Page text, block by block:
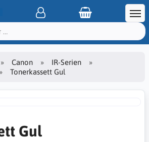
Canon
IR-Serien
Tonerkassett Gul
Gul